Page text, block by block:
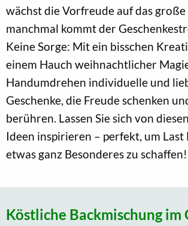
wächst die Vorfreude auf das große
manchmal kommt der
Keine Sorge: Mit ein bisschen
einem Hauch weihnachtlicher
Handumdrehen individuelle und
Geschenke, die Freude schenken
berühren. Lassen Sie sich von
Ideen inspirieren – perfekt, um
etwas ganz Besonderes zu schaffen!
Köstliche Backmischung im